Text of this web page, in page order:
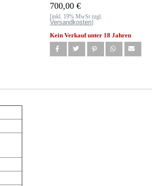
700,00 €
[inkl. 19% MwSt zzgl.
Versandkosten]
Kein Verkauf unter 18 Jahren